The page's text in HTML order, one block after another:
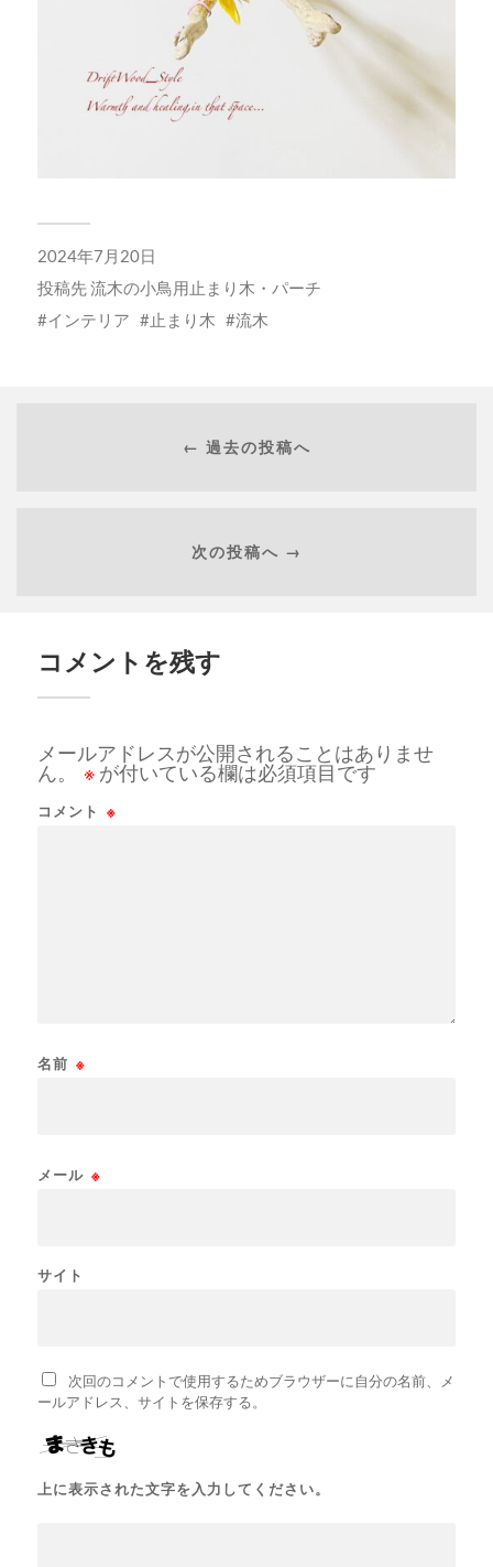
2024年7月20日
投稿先流木の小鳥用止まり木・パーチ
インテリア
止まり木 流木
← 過去の投稿へ
次の投稿へ →
コメントを残す
メールアドレスが公開されることはありませ
ん。
※ が付いている欄は必須項目です
コメント ※
名前 ※
メール ※
サイト
次回のコメントで使用するためブラウザーに自分の名前、メ
ールアドレス、サイトを保存する。
上に表示された文字を入力してください。